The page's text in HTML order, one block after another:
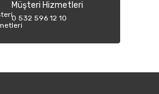
Müşteri Hizmetleri
0 532 596 12 10